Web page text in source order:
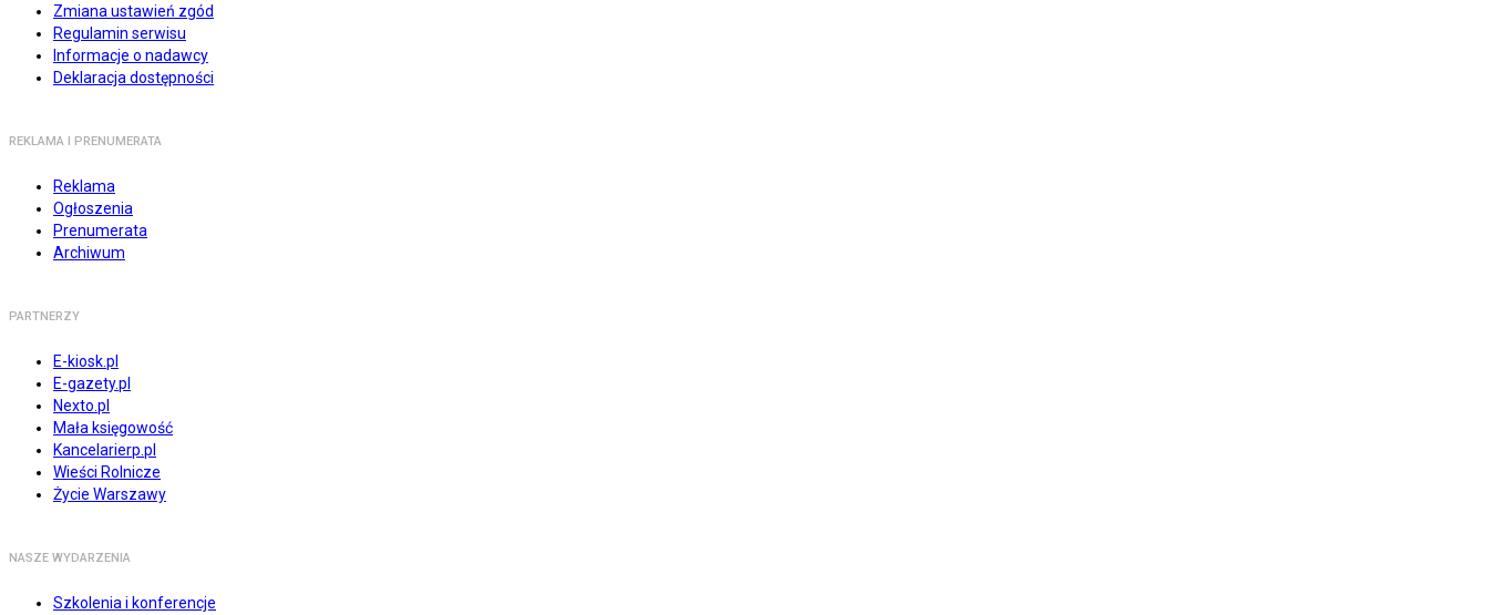
Zmiana ustawień zgód
Regulamin serwisu
Informacje o nadawcy
Deklaracja dostępności
REKLAMA I PRENUMERATA
Reklama
Ogłoszenia
Prenumerata
Archiwum
PARTNERZY
E-kiosk.pl
E-gazety.pl
Nexto.pl
Mała księgowość
Kancelarierp.pl
Wieści Rolnicze
Życie Warszawy
NASZE WYDARZENIA
Szkolenia i konferencje